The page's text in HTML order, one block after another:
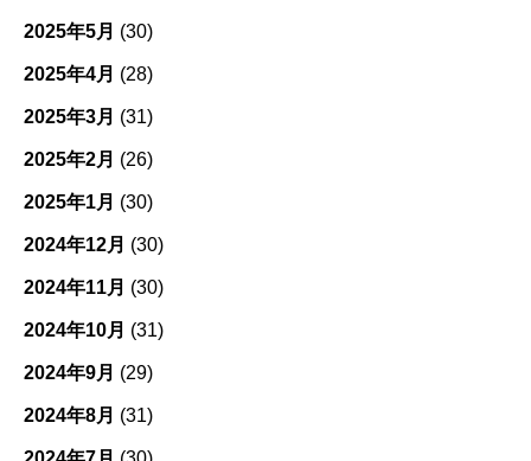
2025年5月 (30)
2025年4月 (28)
2025年3月 (31)
2025年2月 (26)
2025年1月 (30)
2024年12月 (30)
2024年11月 (30)
2024年10月 (31)
2024年9月 (29)
2024年8月 (31)